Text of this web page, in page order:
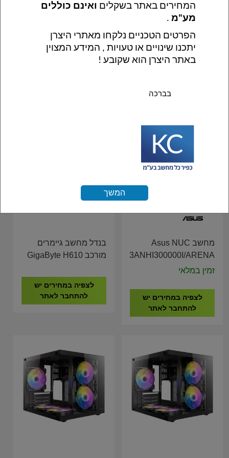
בנדל מערכת בחלקים
SAMA 801 GIGABYTE
H610 I5-12400 16GB
בנדל מערכת בחלקים
SAMA 801 GIGABYTE
H610 I5-12400 16GB
מחשב Asus NUC
RNUC13ANHI300000I/ARENA
CANYON Tall I3-
M00010
זמין במלאי
לצפיה במחירים יש
להתחבר לאתר
בנדל מחשב גיימרים
מורכב GigaByte H610
DDR4 500GB NVME
RTX 5060 8GB
לצפיה במחירים יש
להתחבר לאתר
המחירים באתר בשקלים
מע"מ .
באתר היצרן הוא שקובע !
בברכה
המשך